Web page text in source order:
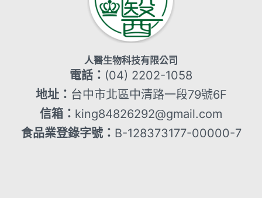
人醫生物科技有限公司
電話： (04) 2202-1058
地址： 台中市北區中清路一段79號6F
信箱： king84826292@gmail.com
食品業登錄字號： B-128373177-00000-7